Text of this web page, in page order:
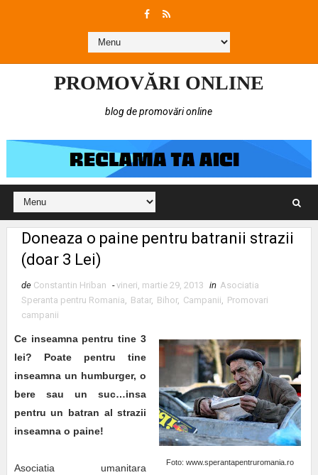
PROMOVĂRI ONLINE
blog de promovări online
Doneaza o paine pentru batranii strazii
(doar 3 Lei)
de Constantin Hriban - vineri, martie 29, 2013 in Asociatia
Speranta pentru Romania, Batar, Bihor, Campanii, Promovari
campanii
Foto: www.sperantapentruromania.ro
Ce inseamna pentru tine 3
lei? Poate pentru tine
inseamna un humburger, o
bere sau un suc…insa
pentru un batran al strazii
inseamna o paine!
Asociatia umanitara